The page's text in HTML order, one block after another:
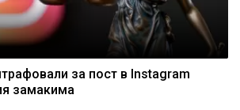
за пост в Instagram
замакима